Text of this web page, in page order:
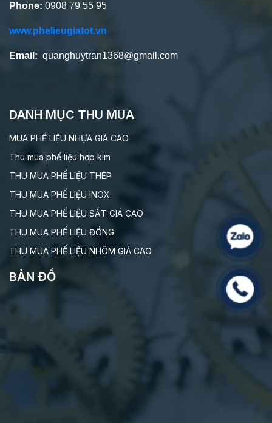
Phone: 0908 79 55 95
www.phelieugiatot.vn
Email: quanghuytran1368@gmail.com
DANH MỤC THU MUA
MUA PHẾ LIỆU NHỰA GIÁ CAO
Thu mua phế liệu hơp kim
THU MUA PHẾ LIỆU THÉP
THU MUA PHẾ LIỆU INOX
THU MUA PHẾ LIỆU SẮT GIÁ CAO
THU MUA PHẾ LIỆU ĐỒNG
THU MUA PHẾ LIỆU NHÔM GIÁ CAO
BẢN ĐỒ